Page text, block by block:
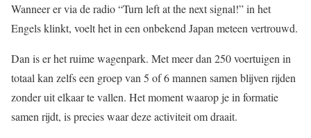
Wanneer er via de radio “Turn left at the next signal!” in het
Engels klinkt, voelt het in een onbekend Japan meteen vertrouwd.
Dan is er het ruime wagenpark. Met meer dan 250 voertuigen in
totaal kan zelfs een groep van 5 of 6 mannen samen blijven rijden
zonder uit elkaar te vallen. Het moment waarop je in formatie
samen rijdt, is precies waar deze activiteit om draait.